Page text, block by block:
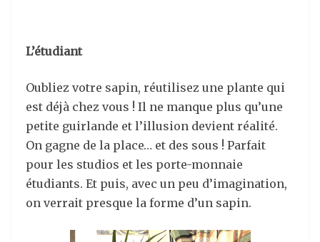
L’étudiant
Oubliez votre sapin, réutilisez une plante qui
est déjà chez vous ! Il ne manque plus qu’une
petite guirlande et l’illusion devient réalité.
On gagne de la place… et des sous ! Parfait
pour les studios et les porte-monnaie
étudiants. Et puis, avec un peu d’imagination,
on verrait presque la forme d’un sapin.